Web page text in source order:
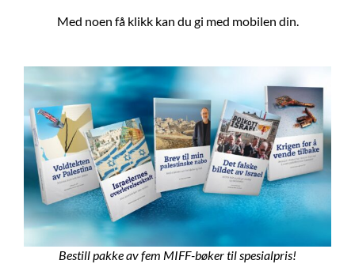
Med noen få klikk kan du gi med mobilen din.
Bestill pakke av fem MIFF-bøker til spesialpris!